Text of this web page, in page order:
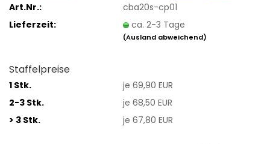
Art.Nr.:
cba20s-cp01
Lieferzeit:
ca. 2-3 Tage
(Ausland abweichend)
Staffelpreise
1 Stk.
je 69,90 EUR
2-3 Stk.
je 68,50 EUR
> 3 Stk.
je 67,80 EUR